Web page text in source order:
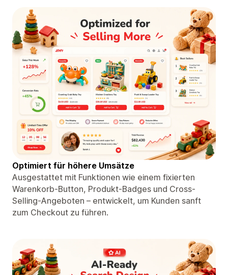
Optimiert für höhere Umsätze
Ausgestattet mit Funktionen wie einem fixierten
Warenkorb-Button, Produkt-Badges und Cross-
Selling-Angeboten – entwickelt, um Kunden sanft
zum Checkout zu führen.